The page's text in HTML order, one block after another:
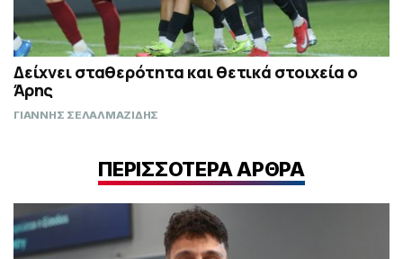
Δείχνει σταθερότητα και θετικά στοιχεία ο
Άρης
ΓΙΑΝΝΗΣ ΣΕΛΑΛΜΑΖΙΔΗΣ
ΠΕΡΙΣΣΟΤΕΡΑ ΑΡΘΡΑ